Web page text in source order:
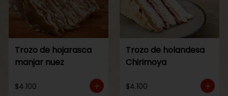
Trozo de hojarasca
manjar nuez
$4.100
Trozo de holandesa
Chirimoya
$4.100